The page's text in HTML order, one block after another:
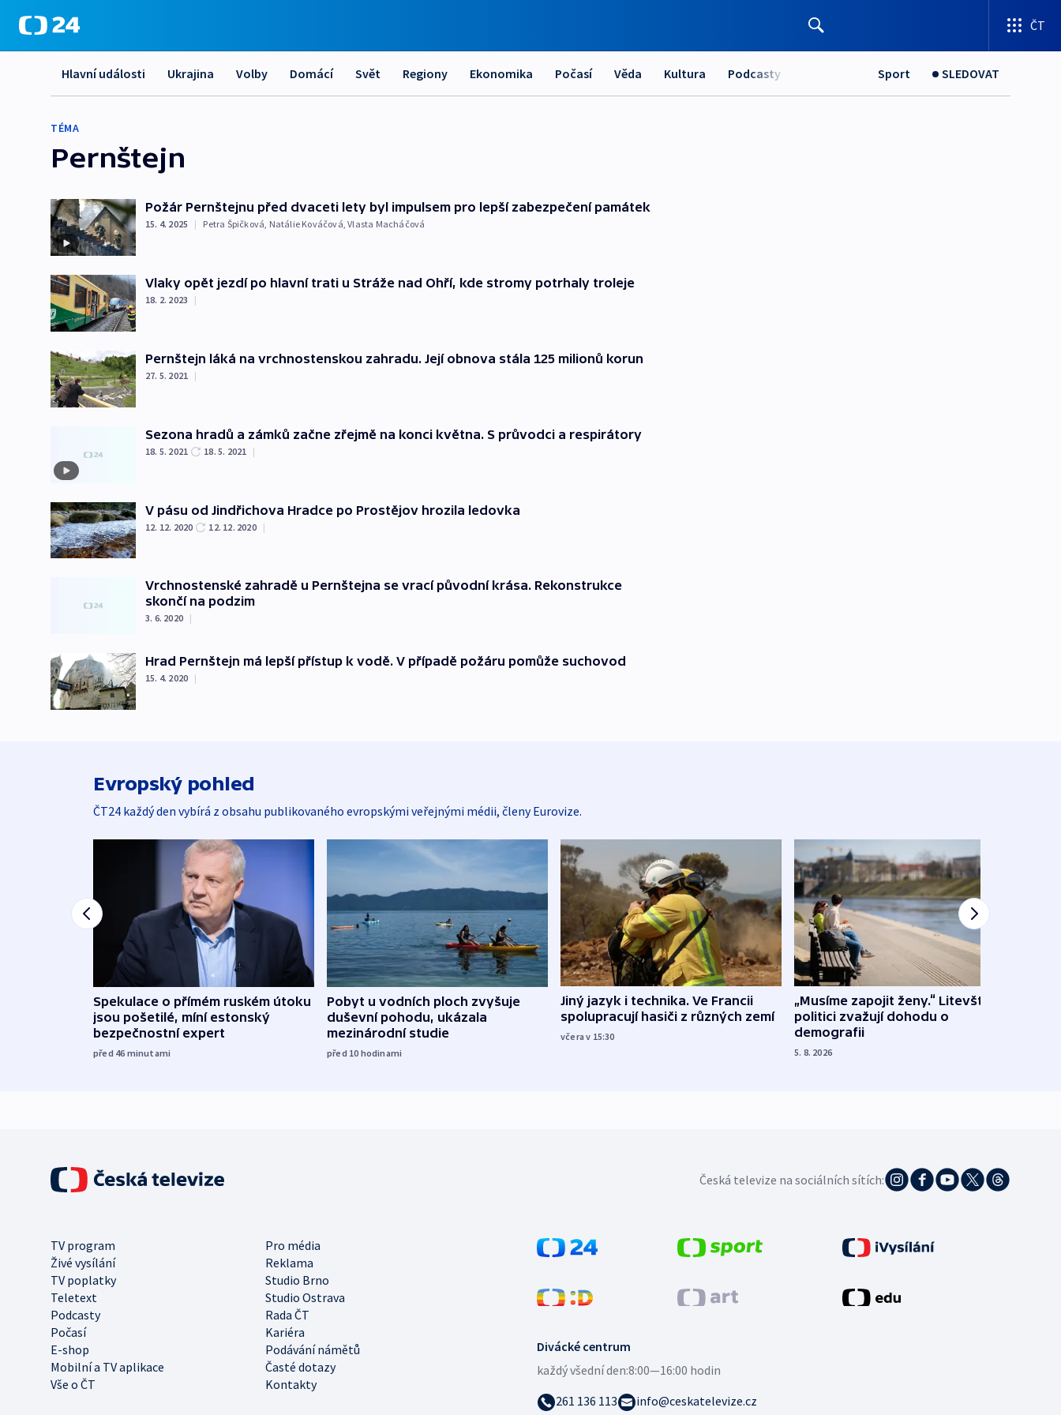
ČT
Hlavní události Ukrajina Volby Domácí Svět Regiony Ekonomika Počasí Věda Kultura Podcasty Sport SLEDOVAT
TÉMA
Pernštejn
Požár Pernštejnu před dvaceti lety byl impulsem pro lepší zabezpečení památek
15. 4. 2025 | Petra Špičková, Natálie Kováčová,Vlasta Macháčová
Vlaky opět jezdí po hlavní trati u Stráže nad Ohří, kde stromy potrhaly troleje
18. 2. 2023 |
Pernštejn láká na vrchnostenskou zahradu. Její obnova stála 125 milionů korun
27. 5. 2021 |
Sezona hradů a zámků začne zřejmě na konci května. S průvodci a respirátory
18. 5. 2021 18. 5. 2021 |
V pásu od Jindřichova Hradce po Prostějov hrozila ledovka
12. 12. 2020 12. 12. 2020 |
Vrchnostenské zahradě u Pernštejna se vrací původní krása. Rekonstrukce
skončí na podzim
3. 6. 2020 |
Hrad Pernštejn má lepší přístup k vodě. V případě požáru pomůže suchovod
15. 4. 2020 |
Evropský pohled
ČT24 každý den vybírá z obsahu publikovaného evropskými veřejnými médii, členy Eurovize.
Spekulace o přímém ruském útoku
jsou pošetilé, míní estonský
bezpečnostní expert
před 46 minutami
Pobyt u vodních ploch zvyšuje
duševní pohodu, ukázala
mezinárodní studie
před 10 hodinami
Jiný jazyk i technika. Ve Francii
spolupracují hasiči z různých zemí
včera v 15:30
„Musíme zapojit ženy.“ Litevští
politici zvažují dohodu o
demografii
5. 8. 2026
Česká televize na sociálních sítích:
TV program
Pro média
Živé vysílání
Reklama
TV poplatky
Studio Brno
Teletext
Studio Ostrava
Podcasty
Rada ČT
Počasí
Kariéra
E-shop
Podávání námětů
Mobilní a TV aplikace
Časté dotazy
Vše o ČT
Kontakty
Divácké centrum
každý všední den:8:00—16:00 hodin
261 136 113
info@ceskatelevize.cz